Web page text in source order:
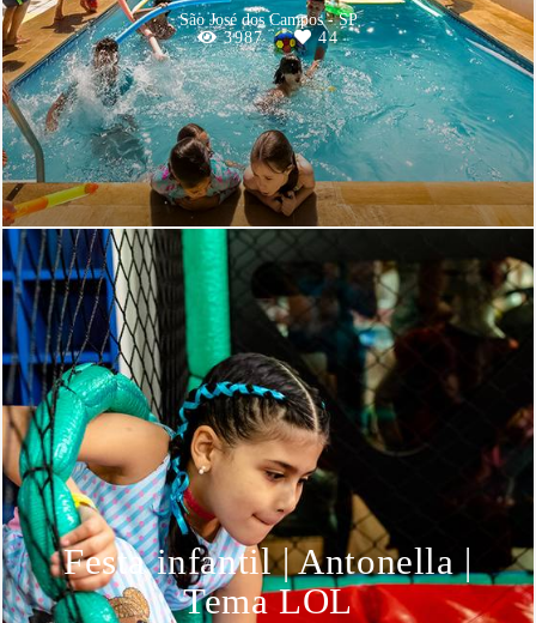
São José dos Campos - SP
3987
44
Festa infantil | Antonella |
Tema LOL